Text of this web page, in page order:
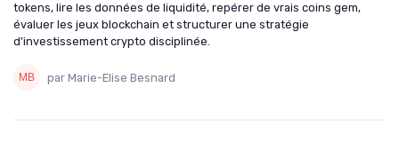
tokens, lire les données de liquidité, repérer de vrais coins gem,
évaluer les jeux blockchain et structurer une stratégie
d’investissement crypto disciplinée.
par Marie-Elise Besnard